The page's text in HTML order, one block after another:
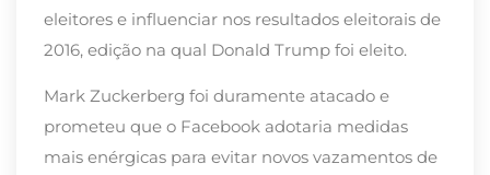
eleitores e influenciar nos resultados eleitorais de
2016, edição na qual Donald Trump foi eleito.
Mark Zuckerberg foi duramente atacado e
prometeu que o Facebook adotaria medidas
mais enérgicas para evitar novos vazamentos de